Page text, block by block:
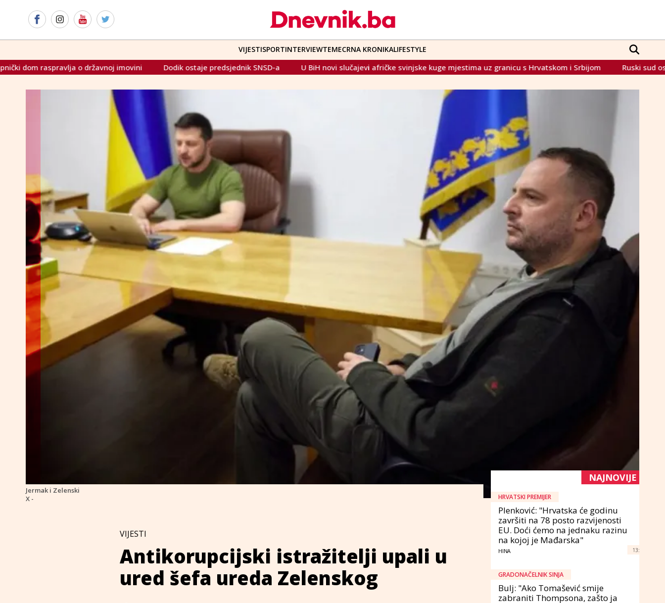
VIJESTISPORTINTERVIEWTEMECRNA KRONIKALIFESTYLE
imovini Dodik ostaje predsjednik SNSD-a U BiH novi slučajevi afričke svinjske kuge mjestima uz granicu s Hrvatskom i Srbijom Ruski sud osudio osmoricu na
Jermak i Zelenski
X -
VIJESTI
Antikorupcijski istražitelji upali u
ured šefa ureda Zelenskog
NAJNOVIJE
HRVATSKI PREMIJER
Plenković: "Hrvatska će godinu
završiti na 78 posto razvijenosti
EU. Doći ćemo na jednaku razinu
na kojoj je Mađarska"
HINA 13:
GRADONAČELNIK SINJA
Bulj: "Ako Tomašević smije
zabraniti Thompsona, zašto ja